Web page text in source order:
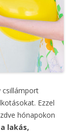
csillámport
Ezzel
hónapokon
lakás,